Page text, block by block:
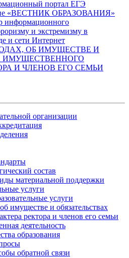
портал ЕГЭ
«ВЕСТНИК ОБРАЗОВАНИЯ»
информационного
и экстремизму в
и сети Интернет
ОБ ИМУЩЕСТВЕ И
ИМУЩЕСТВЕННОГО
И ЧЛЕНОВ ЕГО СЕМЬИ
организации
состав
материальной поддержки
услуги
услуги
имуществе и обязательствах
ректора и членов его семьи
деятельность
образования
обратной связи